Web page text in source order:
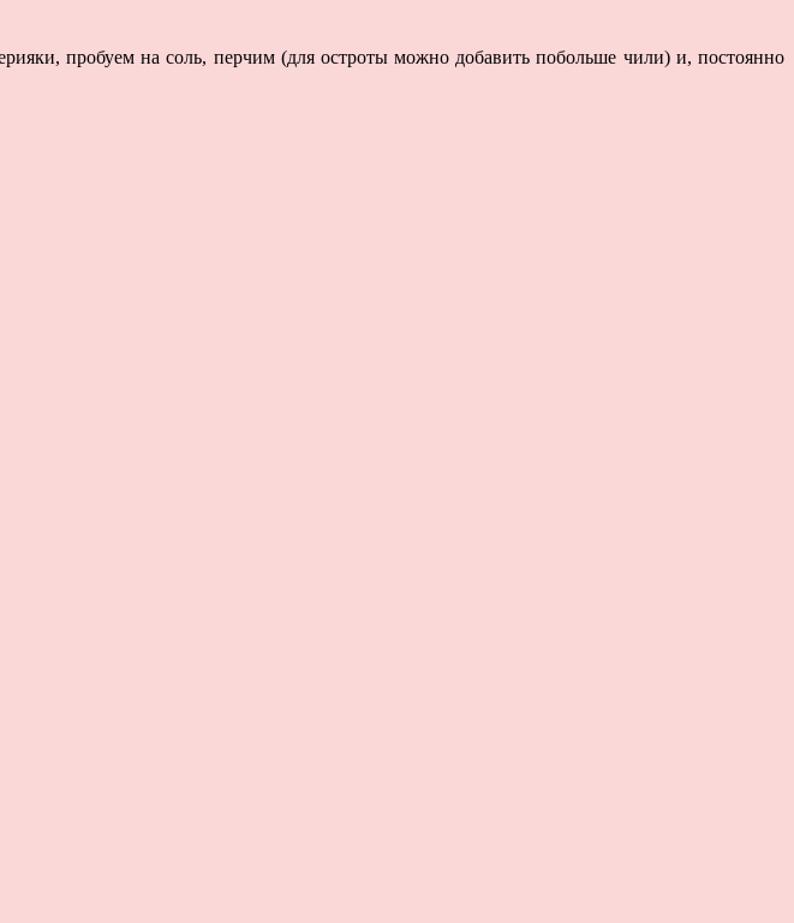
пробуем на соль, перчим (для остроты можно добавить побольше чили) и, постоянно